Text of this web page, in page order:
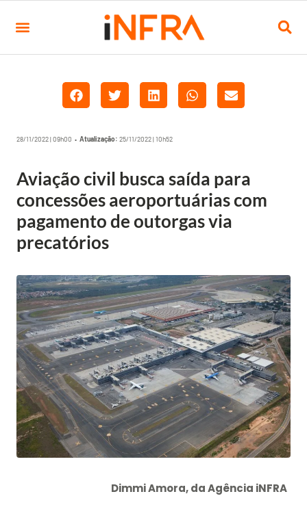
28/11/2022 | 09h00 • Atualização: 25/11/2022 | 10h52
Aviação civil busca saída para
concessões aeroportuárias com
pagamento de outorgas via
precatórios
Dimmi Amora, da Agência iNFRA